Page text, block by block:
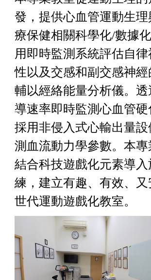
發，提供心血管運動生理
療保健相關科學化/數據
用即時監測系統評估自
性以及交感和副交感神經
輔以經絡能量分析儀。
導速率即時監測心血管硬
採用非侵入式心輸出量設
測血流動力學參數。本
結合科技遊戲化元素導入
練，建立有趣、有效、又
世代運動遊戲化教室。